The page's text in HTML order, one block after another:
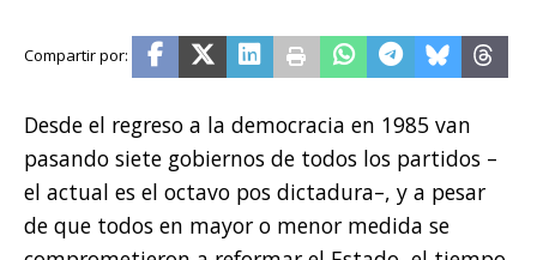
Desde el regreso a la democracia en 1985 van
pasando siete gobiernos de todos los partidos –
el actual es el octavo pos dictadura–, y a pesar
de que todos en mayor o menor medida se